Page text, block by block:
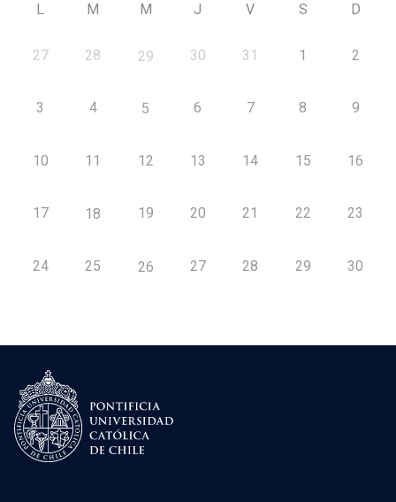
L M M J V S D
27 28 29 30 31 1 2
3 4 5 6 7 8 9
10 11 12 13 14 15 16
17 18 19 20 21 22 23
24 25 26 27 28 29 30